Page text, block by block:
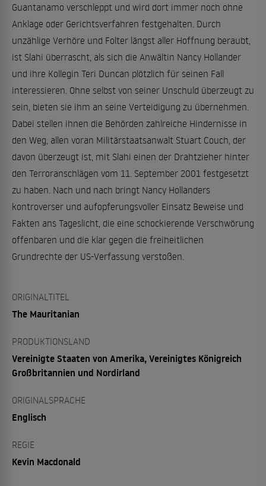
Guantanamo verschleppt und wird dort immer noch ohne
Anklage oder Gerichtsverfahren festgehalten. Durch
unzählige Verhöre und Folter längst aller Hoffnung beraubt,
ist Slahi überrascht, als sich die Anwältin Nancy Hollander
und ihre Kollegin Teri Duncan plötzlich für seinen Fall
interessieren. Ohne selbst von seiner Unschuld überzeugt zu
sein, bieten sie ihm an seine Verteidigung zu übernehmen.
Dabei stellen ihnen die Behörden zahlreiche Hindernisse in
den Weg, allen voran Militärstaatsanwalt Stuart Couch, der
davon überzeugt ist, mit Slahi einen der Drahtzieher hinter
den Terroranschlägen vom 11. September 2001 festgesetzt
zu haben. Nach und nach bringt Nancy Hollanders
kontroverser und aufopferungsvoller Einsatz Beweise und
Fakten ans Tageslicht, die eine schockierende Verschwörung
offenbaren und die klar gegen die freiheitlichen
Grundrechte der US-Verfassung verstoßen.
ORIGINALTITEL
The Mauritanian
PRODUKTIONSLAND
Vereinigte Staaten von Amerika, Vereinigtes Königreich
Großbritannien und Nordirland
ORIGINALSPRACHE
Englisch
REGIE
Kevin Macdonald